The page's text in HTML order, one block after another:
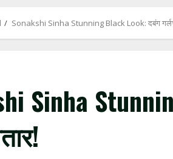
Sonakshi Sinha Stunning Black Look: दबंग
Sinha